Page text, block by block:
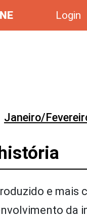
Login
Janeiro/
e mais
da